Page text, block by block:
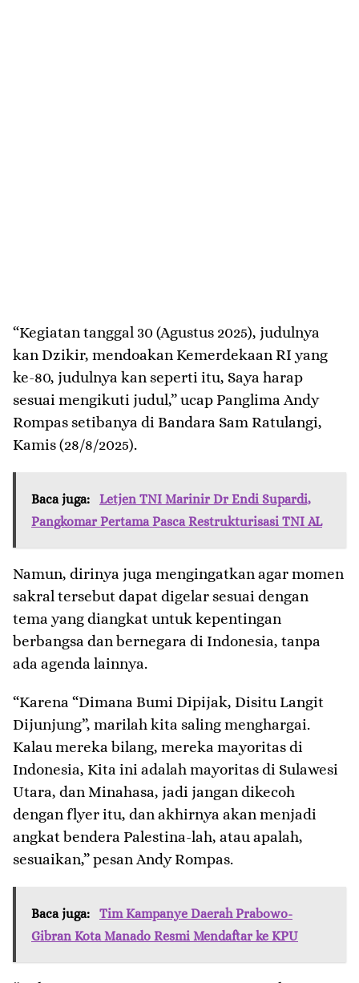
“Kegiatan tanggal 30 (Agustus 2025), judulnya
kan Dzikir, mendoakan Kemerdekaan RI yang
ke-80, judulnya kan seperti itu, Saya harap
sesuai mengikuti judul,” ucap Panglima Andy
Rompas setibanya di Bandara Sam Ratulangi,
Kamis (28/8/2025).
Baca juga:
Letjen TNI Marinir Dr Endi Supardi,
Pangkomar Pertama Pasca Restrukturisasi TNI AL
Namun, dirinya juga mengingatkan agar momen
sakral tersebut dapat digelar sesuai dengan
tema yang diangkat untuk kepentingan
berbangsa dan bernegara di Indonesia, tanpa
ada agenda lainnya.
“Karena “Dimana Bumi Dipijak, Disitu Langit
Dijunjung”, marilah kita saling menghargai.
Kalau mereka bilang, mereka mayoritas di
Indonesia, Kita ini adalah mayoritas di Sulawesi
Utara, dan Minahasa, jadi jangan dikecoh
dengan flyer itu, dan akhirnya akan menjadi
angkat bendera Palestina-lah, atau apalah,
sesuaikan,” pesan Andy Rompas.
Baca juga:
Tim Kampanye Daerah Prabowo-
Gibran Kota Manado Resmi Mendaftar ke KPU